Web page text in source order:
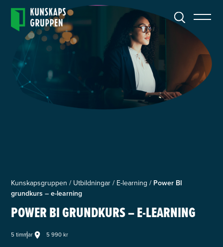
Kunskapsgruppen / Utbildningar / E-learning / Power BI
grundkurs – e-learning
POWER BI GRUNDKURS – E-LEARNING
5 timmar 5 990 kr